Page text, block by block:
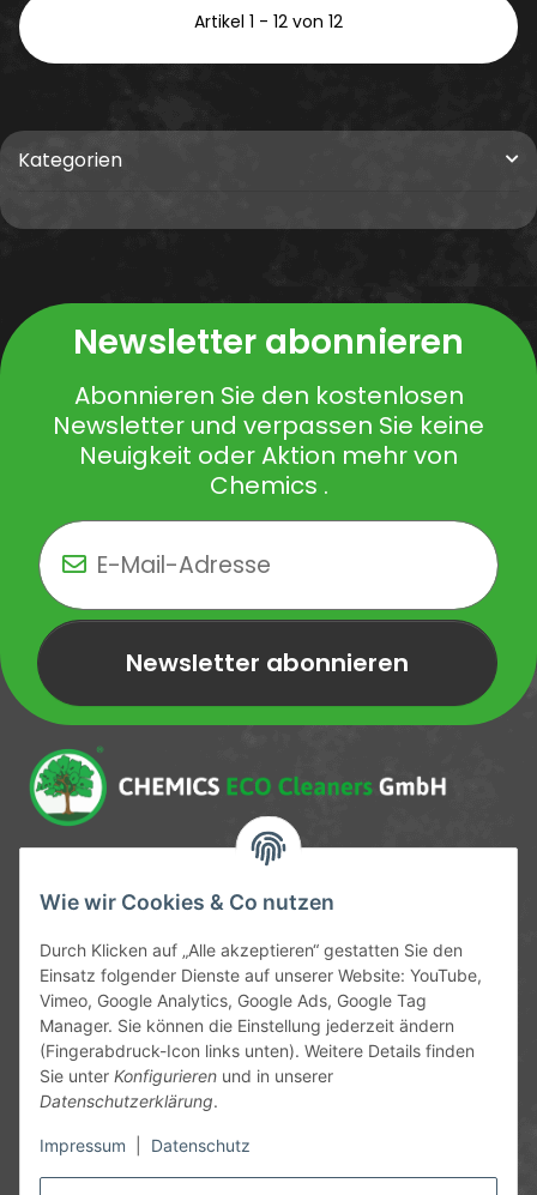
Wie wir Cookies & Co nutzen
Durch Klicken auf „Alle akzeptieren“ gestatten Sie den
Einsatz folgender Dienste auf unserer Website: YouTube,
Vimeo, Google Analytics, Google Ads, Google Tag
Manager. Sie können die Einstellung jederzeit ändern
(Fingerabdruck-Icon links unten). Weitere Details finden
Sie unter Konfigurieren und in unserer
Datenschutzerklärung.
Impressum Datenschutz
Artikel 1 - 12 von 12
Kategorien
Newsletter abonnieren
Abonnieren Sie den kostenlosen
Newsletter und verpassen Sie keine
Neuigkeit oder Aktion mehr von
Chemics .
Newsletter abonnieren
Newsletter Newsletter abonnieren
Service-Hotline
09372 / 70 80 90
Mo-Fr, 09:00-12:00 | 13:00-17:00 Uhr
Hinter den Straßenäckern 11-13
63906 Erlenbach
info@chemics.eu